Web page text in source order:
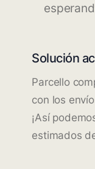
Solución
Parcello
con los
¡Así
estimados